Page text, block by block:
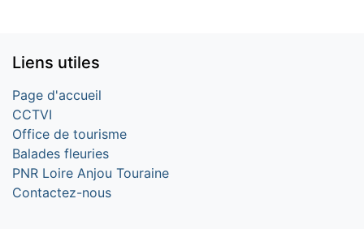
Liens utiles
Page d'accueil
CCTVI
Office de tourisme
Balades fleuries
PNR Loire Anjou Touraine
Contactez-nous